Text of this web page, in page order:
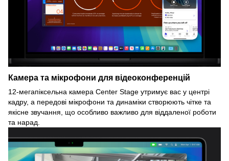
Камера та мікрофони для відеоконференцій
12-мегапіксельна камера Center Stage утримує вас у центрі
кадру, а передові мікрофони та динаміки створюють чітке та
якісне звучання, що особливо важливо для віддаленої роботи
та нарад.